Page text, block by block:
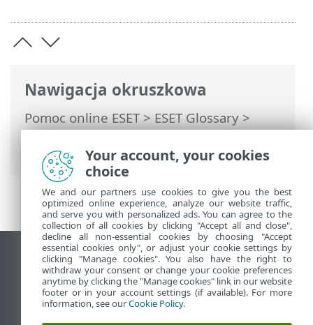
Nawigacja okruszkowa
Pomoc online ESET>ESET Glossary>
Wykrycia > Potencjalnie niebezpieczne
aplikacje
Wyświetl witrynę internetową dla
komputerów
End of Life
Baza wiedzy ESET
Your account, your cookies
choice
We and our partners use cookies to give you the best
optimized online experience, analyze our website traffic,
and serve you with personalized ads. You can agree to the
collection of all cookies by clicking "Accept all and close",
decline all non-essential cookies by choosing "Accept
essential cookies only", or adjust your cookie settings by
clicking "Manage cookies". You also have the right to
withdraw your consent or change your cookie preferences
anytime by clicking the "Manage cookies" link in our website
footer or in your account settings (if available). For more
information, see ourCookie Policy.